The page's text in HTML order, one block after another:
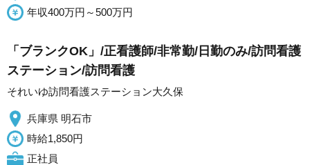
年収400万円～500万円
「ブランクOK」/正看護師/非常勤/日勤のみ/訪問看護
ステーション/訪問看護
それいゆ訪問看護ステーション大久保
兵庫県 明石市
時給1,850円
正社員